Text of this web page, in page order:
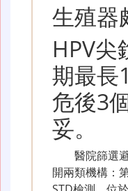
生殖器
HPV尖
期最長
危後3
妥。
醫院篩選
開兩類機構：